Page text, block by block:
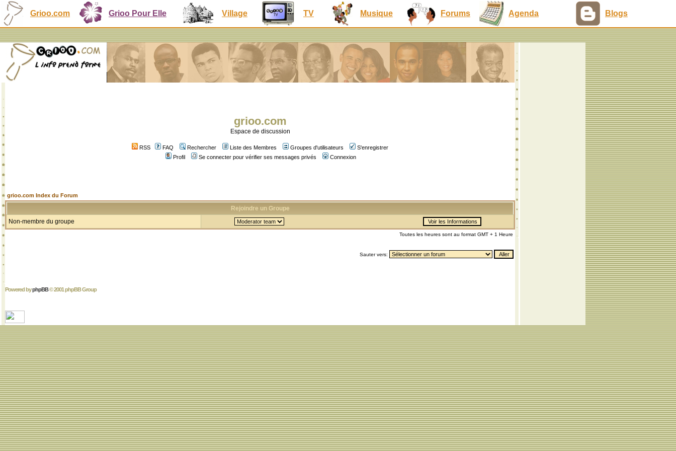
Grioo.com Grioo Pour Elle Village TV Musique Forums Agenda Blogs
grioo.com
Espace de discussion
RSS FAQ Rechercher Liste des Membres Groupes d'utilisateurs
S'enregistrer
Profil
Se connecter pour vérifier ses messages privés Connexion
grioo.com Index du Forum
Rejoindre un Groupe
Non-membre du groupe
Toutes les heures sont au format GMT + 1 Heure
Sauter vers:
Powered byphpBB© 2001 phpBB Group